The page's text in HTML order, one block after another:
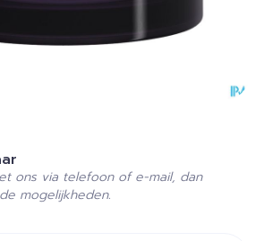
ons via telefoon of e-mail, dan
mogelijkheden.